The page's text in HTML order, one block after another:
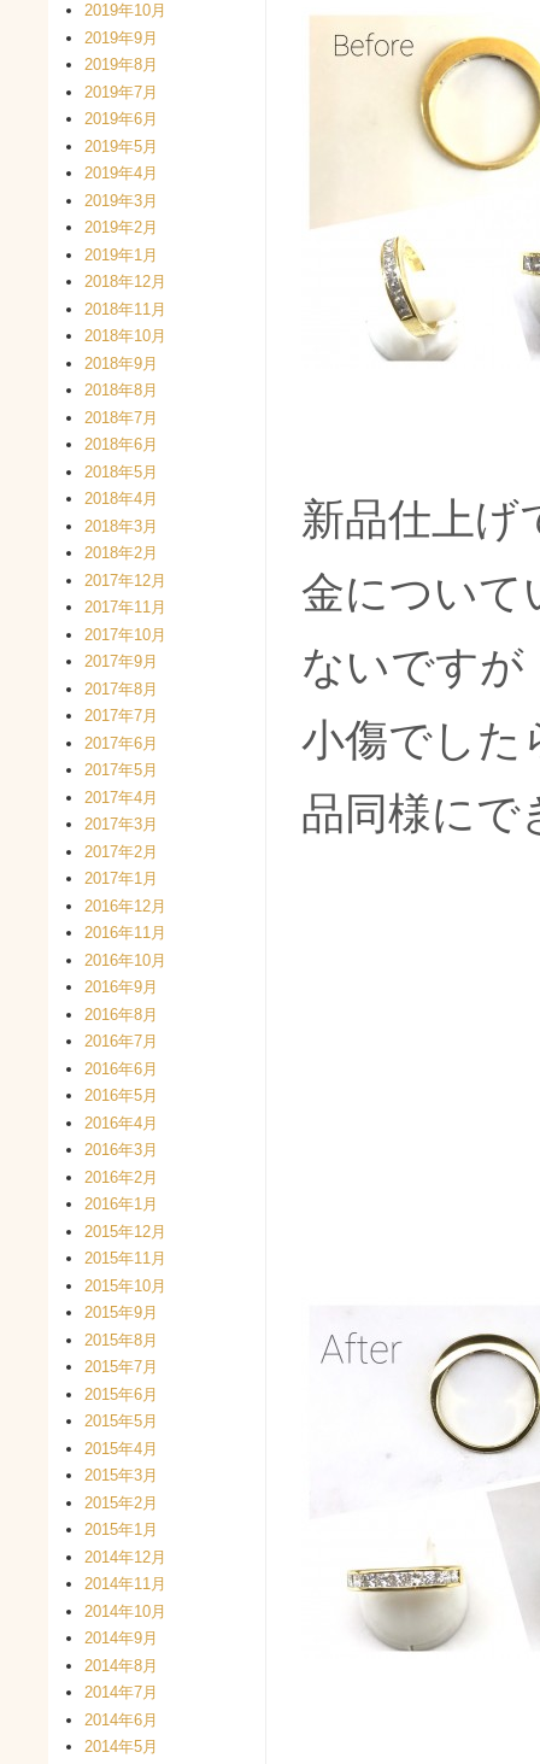
新品仕上げ
金について
ないですが
小傷でした
品同様にで
2019年10月
2019年9月
2019年8月
2019年7月
2019年6月
2019年5月
2019年4月
2019年3月
2019年2月
2019年1月
2018年12月
2018年11月
2018年10月
2018年9月
2018年8月
2018年7月
2018年6月
2018年5月
2018年4月
2018年3月
2018年2月
2017年12月
2017年11月
2017年10月
2017年9月
2017年8月
2017年7月
2017年6月
2017年5月
2017年4月
2017年3月
2017年2月
2017年1月
2016年12月
2016年11月
2016年10月
2016年9月
2016年8月
2016年7月
2016年6月
2016年5月
2016年4月
2016年3月
2016年2月
2016年1月
2015年12月
2015年11月
2015年10月
2015年9月
2015年8月
2015年7月
2015年6月
2015年5月
2015年4月
2015年3月
2015年2月
2015年1月
2014年12月
2014年11月
2014年10月
2014年9月
2014年8月
2014年7月
2014年6月
2014年5月